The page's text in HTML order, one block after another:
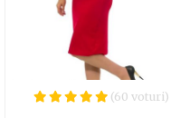
(60 voturi)